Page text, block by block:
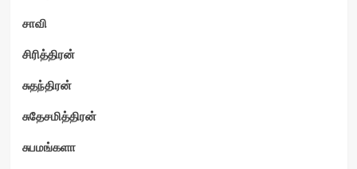
சாவி
சிரித்திரன்
சுதந்திரன்
சுதேசமித்திரன்
சுபமங்களா